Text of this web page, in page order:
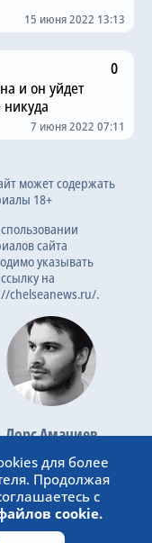
15 июня 2022 13:13
0
и он уйдет
7 июня 2022 07:11
может содержать
18+
сайта
указывать
на
chelseanews.ru/.
Лорс Амачиев
Основатель сайта
www.linkedin.com/
для более
Продолжая
с
cookie.